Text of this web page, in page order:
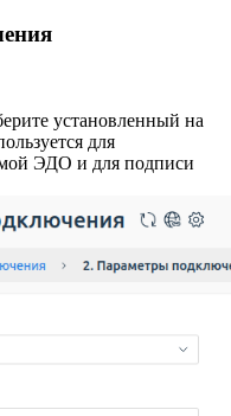
установленный на
для
ЭДО и для подписи